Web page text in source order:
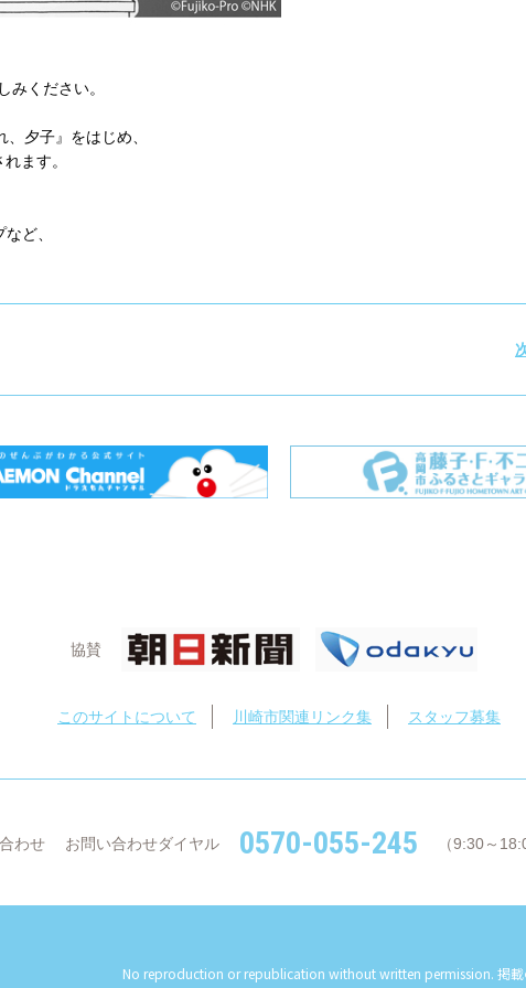
みください。
夕子』をはじめ、
ます。
ど、
協賛
このサイトについて 川崎市関連リンク集 スタッフ募集
わせ お問い合わせダイヤル 0570-055-245 （9:30～
No reproduction or republication without written permission. 掲